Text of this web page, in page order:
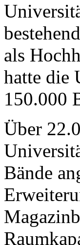
als
hatte die
150.000
Über
Bände